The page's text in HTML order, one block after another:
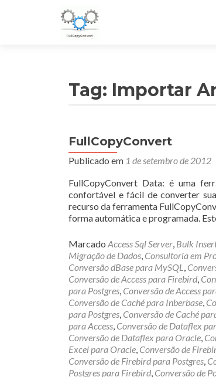
Tag: Importar
FullCopyConvert
Publicado em 1 de setembro de 2012
FullCopyConvert Data: é uma
confortável e fácil de converter
recurso da ferramenta
forma automática e programada.
Marcado Access Sql Server, Bulk
Migração de Dados, Consultoria em
Conversão dBase para MySQL,
Conversão de Access para Firebird,
para Postgres, Conversão de Access
Conversão de Caché para Inberbase,
para Postgres, Conversão de Caché
para Access, Conversão de Dataflex
Conversão de Dataflex para Oracle,
Excel para Oracle, Conversão de
Conversão de Firebird para Postgres,
Postgres para Firebird, Conversão de